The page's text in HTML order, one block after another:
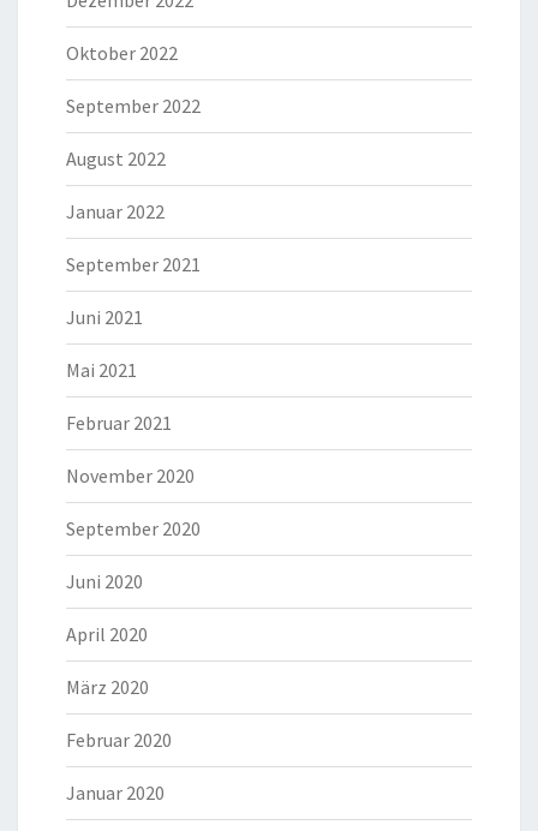
Oktober 2022
September 2022
August 2022
Januar 2022
September 2021
Juni 2021
Mai 2021
Februar 2021
November 2020
September 2020
Juni 2020
April 2020
März 2020
Februar 2020
Januar 2020